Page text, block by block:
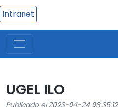
Intranet
UGEL ILO
Publicado el 2023-04-24 08:35:12